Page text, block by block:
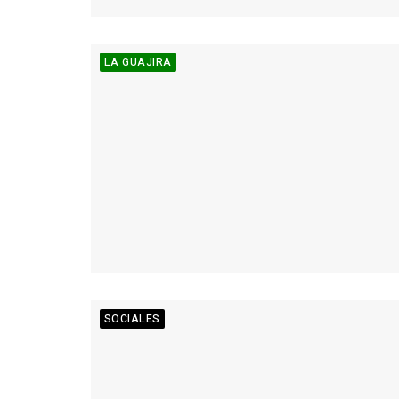
LA GUAJIRA
SOCIALES